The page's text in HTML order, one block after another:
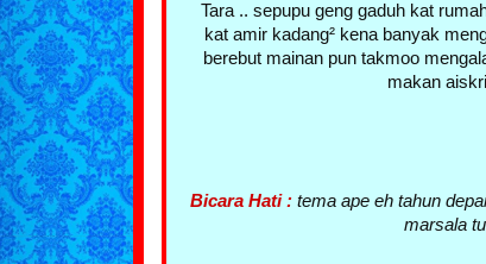
Tara .. sepupu geng gaduh kat
kat amir kadang² kena banyak
berebut mainan pun takmoo
makan
Bicara Hati : tema ape eh tahun
marsala